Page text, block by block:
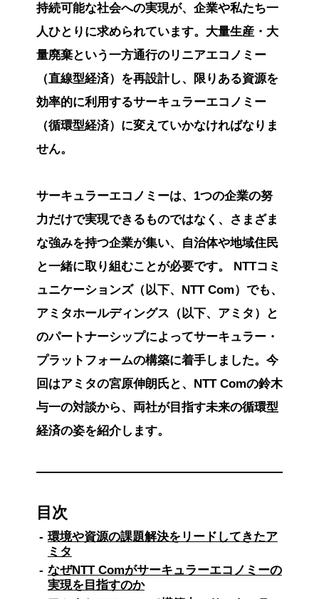
持続可能な社会への実現が、企業や私たち一
人ひとりに求められています。大量生産・大
量廃棄という一方通行のリニアエコノミー
（直線型経済）を再設計し、限りある資源を
効率的に利用するサーキュラーエコノミー
（循環型経済）に変えていかなければなりま
せん。
サーキュラーエコノミーは、1つの企業の努
力だけで実現できるものではなく、さまざま
な強みを持つ企業が集い、自治体や地域住民
と一緒に取り組むことが必要です。 NTTコミ
ュニケーションズ（以下、NTT Com）でも、
アミタホールディングス（以下、アミタ）と
のパートナーシップによってサーキュラー・
プラットフォームの構築に着手しました。今
回はアミタの宮原伸朗氏と、NTT Comの鈴木
与一の対談から、両社が目指す未来の循環型
経済の姿を紹介します。
目次
環境や資源の課題解決をリードしてきたア
ミタ
なぜNTT Comがサーキュラーエコノミーの
実現を目指すのか